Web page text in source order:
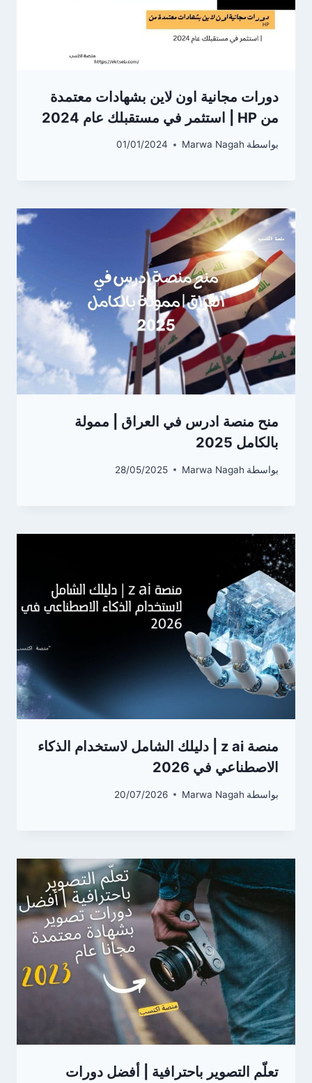
دورات مجانية اون لاين بشهادات معتمدة
من HP | استثمر في مستقبلك عام 2024
بواسطة Marwa Nagah
01/01/2024
منح منصة ادرس في العراق | ممولة
بالكامل 2025
بواسطة Marwa Nagah
28/05/2025
منصة z ai | دليلك الشامل لاستخدام الذكاء
الاصطناعي في 2026
بواسطة Marwa Nagah
20/07/2026
تعلّم التصوير باحترافية | أفضل دورات